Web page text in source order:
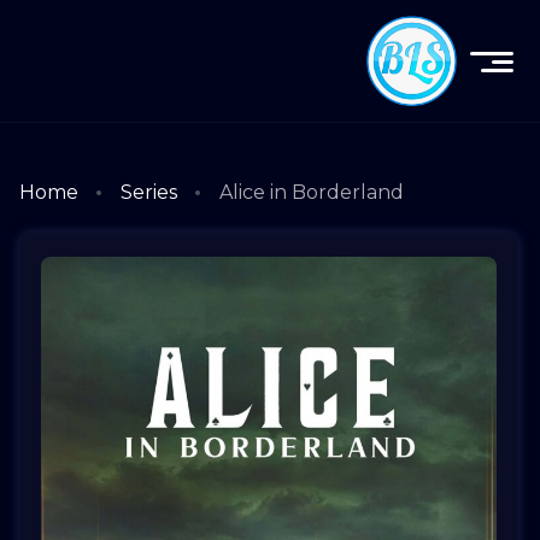
Home Series Alice in Borderland